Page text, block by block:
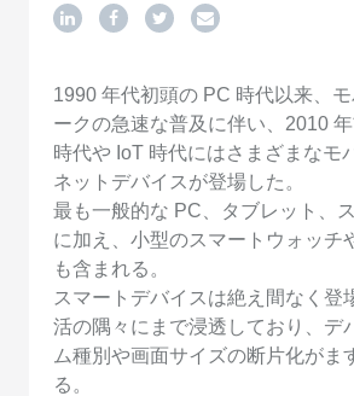
1990 年代初頭の PC 時代以来、
ークの急速な普及に伴い、2010
時代や IoT 時代にはさまざまなモ
ネットデバイスが登場した。
最も一般的な PC、タブレット、
に加え、小型のスマートウォッチ
も含まれる。
スマートデバイスは絶え間なく登
活の隅々にまで浸透しており、デ
ム種別や画面サイズの断片化がま
る。